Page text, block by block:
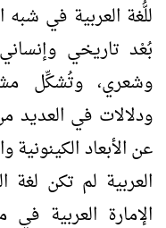
للُّغة العربية في شبه
بُعْد تاريخي
وشعري، وتُشكِّل
ودلالات في العديد
عن الأبعاد الكينونية
العربية لم تكن لغة
الإمارة العربية